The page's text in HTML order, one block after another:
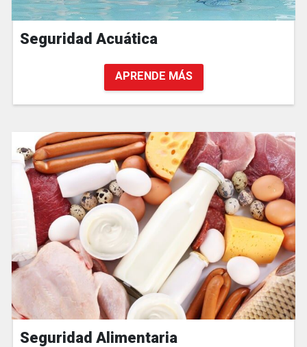
Seguridad Acuática
APRENDE MÁS
Seguridad Alimentaria